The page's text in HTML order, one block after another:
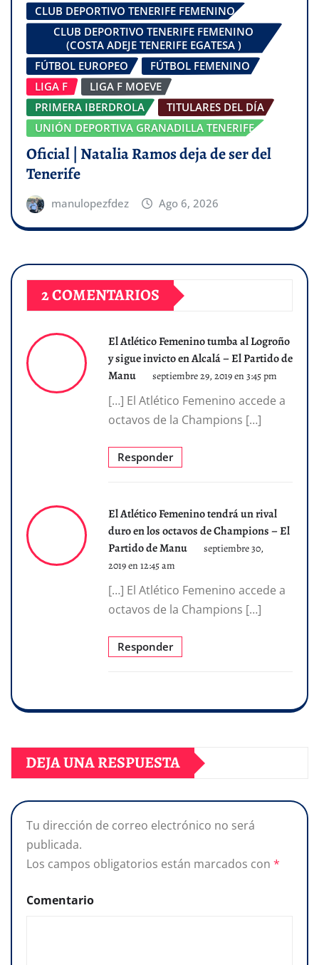
CLUB DEPORTIVO TENERIFE FEMENINO
CLUB DEPORTIVO TENERIFE FEMENINO
(COSTA ADEJE TENERIFE EGATESA )
FÚTBOL EUROPEO
FÚTBOL FEMENINO
LIGA F
LIGA F MOEVE
PRIMERA IBERDROLA
TITULARES DEL DÍA
UNIÓN DEPORTIVA GRANADILLA TENERIFE
Oficial | Natalia Ramos deja de ser del
Tenerife
manulopezfdez Ago 6, 2026
2 COMENTARIOS
El Atlético Femenino tumba al Logroño
y sigue invicto en Alcalá – El Partido de
Manu
septiembre 29, 2019 en 3:45 pm
[…] El Atlético Femenino accede a
octavos de la Champions […]
Responder
El Atlético Femenino tendrá un rival
duro en los octavos de Champions – El
Partido de Manu
septiembre 30,
2019 en 12:45 am
[…] El Atlético Femenino accede a
octavos de la Champions […]
Responder
DEJA UNA RESPUESTA
Tu dirección de correo electrónico no será
publicada.
Los campos obligatorios están marcados con *
Comentario